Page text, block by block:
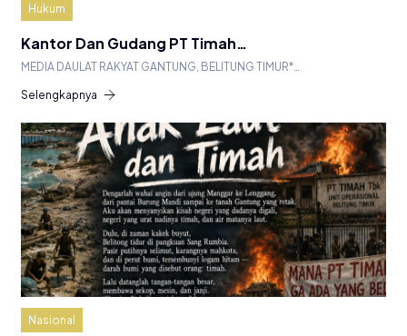
Hukum
Kantor Dan Gudang PT Timah…
MEDIA DAULAT RAKYAT GANTUNG, BELITUNG TIMUR*…
Selengkapnya
Nasional